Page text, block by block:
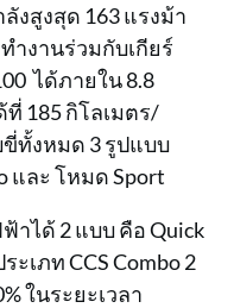
งสูงสุด 163 แรงม้า
ำงานร่วมกับเกียร์
ได้ภายใน 8.8
185 กิโลเมตร/
ทั้งหมด 3 รูปแบบ
และ โหมด Sport
าได้ 2 แบบ คือ Quick
เภท CCS Combo 2
ในระยะเวลา